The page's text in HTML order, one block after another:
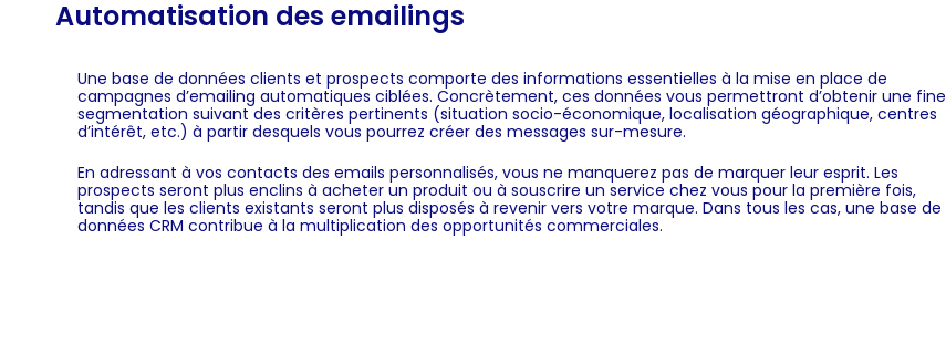
Automatisation des emailings
Une base de données clients et prospects comporte des informations essentielles à la mise en place de
campagnes d’emailing automatiques ciblées. Concrètement, ces données vous permettront d’obtenir une fine
segmentation suivant des critères pertinents (situation socio-économique, localisation géographique, centres
d’intérêt, etc.) à partir desquels vous pourrez créer des messages sur-mesure.
En adressant à vos contacts des emails personnalisés, vous ne manquerez pas de marquer leur esprit. Les
prospects seront plus enclins à acheter un produit ou à souscrire un service chez vous pour la première fois,
tandis que les clients existants seront plus disposés à revenir vers votre marque. Dans tous les cas, une base de
données CRM contribue à la multiplication des opportunités commerciales.